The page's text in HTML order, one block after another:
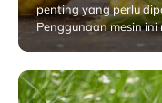
penting yang perlu
Penggunaan mesin